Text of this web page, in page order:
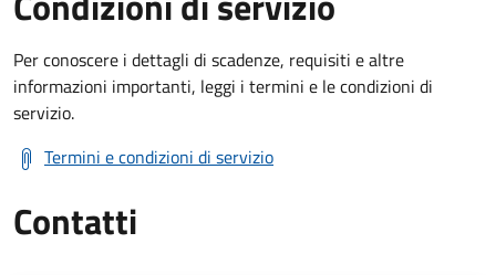
Per conoscere i dettagli di scadenze, requisiti e altre
informazioni importanti, leggi i termini e le condizioni di
servizio.
Termini e condizioni di servizio
Contatti